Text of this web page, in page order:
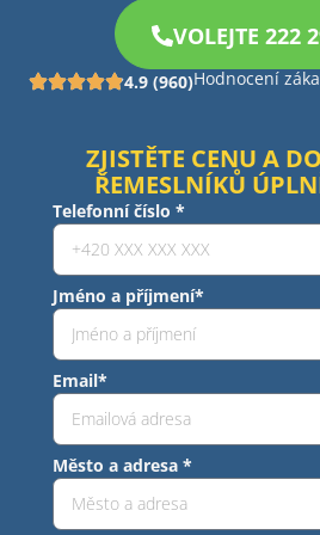
VOLEJTE 222
4.9 (960)Hodnocení
ZJISTĚTE CENU A
ŘEMESLNÍKŮ
Telefonní číslo *
Jméno a příjmení*
Email*
Město a adresa *